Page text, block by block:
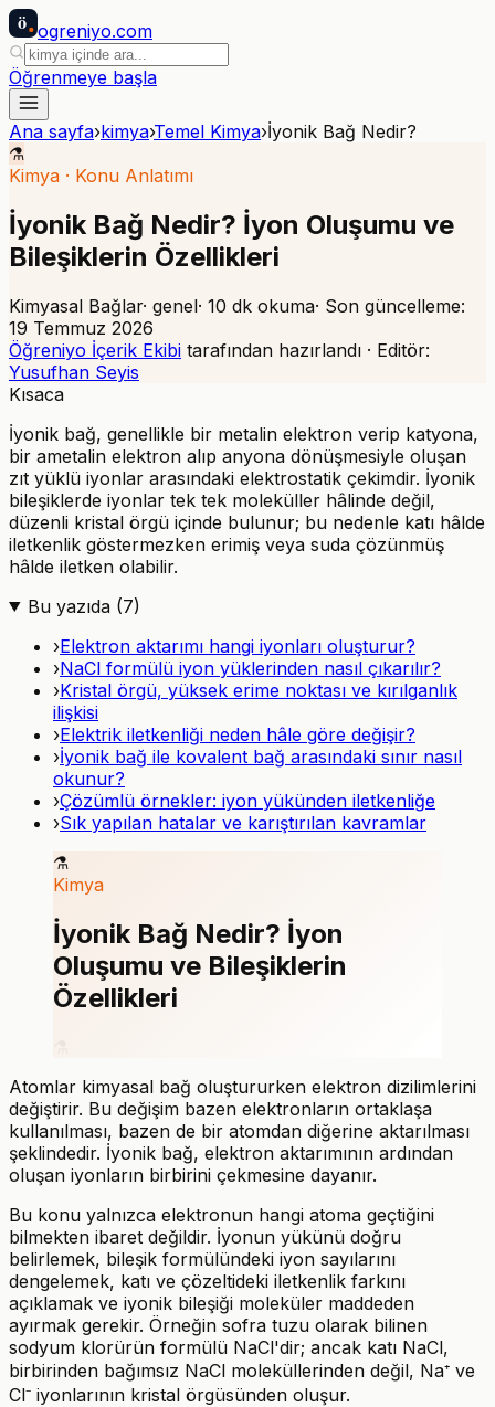
ö ogreniyo.com
Öğrenmeye başla
Ana sayfa›kimya›Temel Kimya›İyonik Bağ Nedir?
⚗️
Kimya · Konu Anlatımı
İyonik Bağ Nedir? İyon Oluşumu ve
Bileşiklerin Özellikleri
Kimyasal Bağlar· genel· 10 dk okuma· Son güncelleme:
19 Temmuz 2026
Öğreniyo İçerik Ekibi tarafından hazırlandı · Editör:
Yusufhan Seyis
Kısaca
İyonik bağ, genellikle bir metalin elektron verip katyona,
bir ametalin elektron alıp anyona dönüşmesiyle oluşan
zıt yüklü iyonlar arasındaki elektrostatik çekimdir. İyonik
bileşiklerde iyonlar tek tek moleküller hâlinde değil,
düzenli kristal örgü içinde bulunur; bu nedenle katı hâlde
iletkenlik göstermezken erimiş veya suda çözünmüş
hâlde iletken olabilir.
Bu yazıda (7)
›Elektron aktarımı hangi iyonları oluşturur?
›NaCl formülü iyon yüklerinden nasıl çıkarılır?
›Kristal örgü, yüksek erime noktası ve kırılganlık
ilişkisi
›Elektrik iletkenliği neden hâle göre değişir?
›İyonik bağ ile kovalent bağ arasındaki sınır nasıl
okunur?
›Çözümlü örnekler: iyon yükünden iletkenliğe
›Sık yapılan hatalar ve karıştırılan kavramlar
⚗️
Kimya
İyonik Bağ Nedir? İyon
Oluşumu ve Bileşiklerin
Özellikleri
Atomlar kimyasal bağ oluştururken elektron dizilimlerini
değiştirir. Bu değişim bazen elektronların ortaklaşa
kullanılması, bazen de bir atomdan diğerine aktarılması
şeklindedir. İyonik bağ, elektron aktarımının ardından
oluşan iyonların birbirini çekmesine dayanır.
Bu konu yalnızca elektronun hangi atoma geçtiğini
bilmekten ibaret değildir. İyonun yükünü doğru
belirlemek, bileşik formülündeki iyon sayılarını
dengelemek, katı ve çözeltideki iletkenlik farkını
açıklamak ve iyonik bileşiği moleküler maddeden
ayırmak gerekir. Örneğin sofra tuzu olarak bilinen
sodyum klorürün formülü NaCl'dir; ancak katı NaCl,
birbirinden bağımsız NaCl moleküllerinden değil, Na⁺ ve
Cl⁻ iyonlarının kristal örgüsünden oluşur.